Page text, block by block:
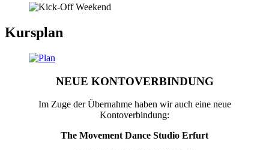
Kursplan
NEUE KONTOVERBINDUNG
Im Zuge der Übernahme haben wir auch eine neue
Kontoverbindung:
The Movement Dance Studio Erfurt